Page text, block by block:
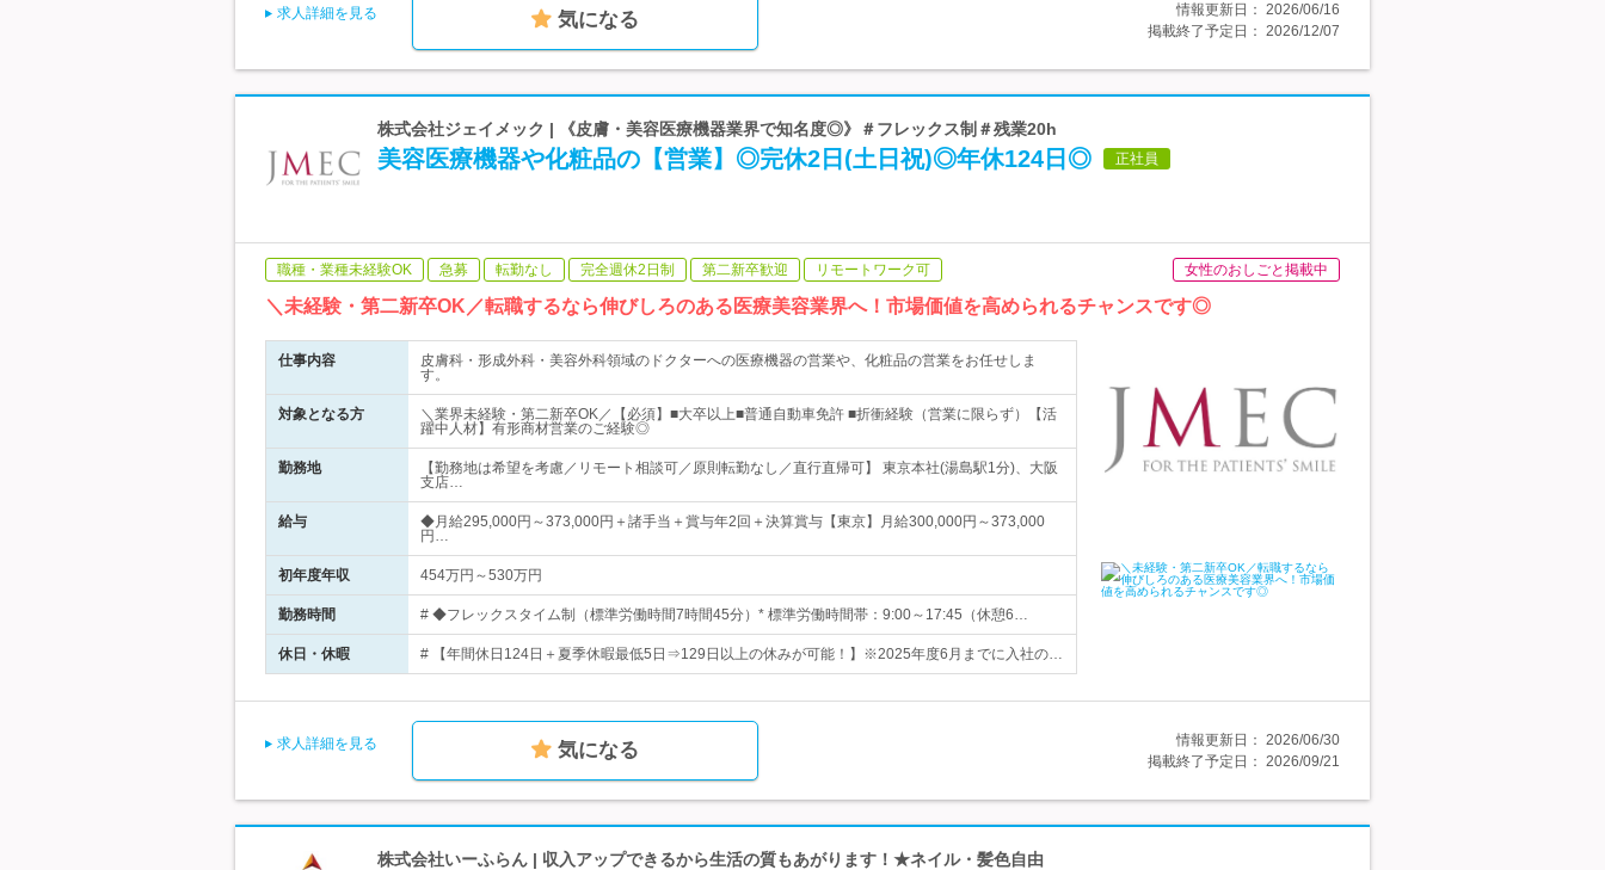
求人詳細を見る 気になる 情報更新日： 2026/06/16
掲載終了予定日： 2026/12/07
株式会社ジェイメック | 《皮膚・美容医療機器業界で知名度◎》＃フレックス制＃残業20h
美容医療機器や化粧品の【営業】◎完休2日(土日祝)◎年休124日◎ 正社員
職種・業種未経験OK 急募 転勤なし 完全週休2日制 第二新卒歓迎 リモートワーク可 女性のおしごと掲載中
＼未経験・第二新卒OK／転職するなら伸びしろのある医療美容業界へ！市場価値を高められるチャンスです◎
仕事内容
皮膚科・形成外科・美容外科領域のドクターへの医療機器の営業や、化粧品の営業をお任せしま
す。
対象となる方
＼業界未経験・第二新卒OK／【必須】■大卒以上■普通自動車免許 ■折衝経験（営業に限らず）【活
躍中人材】有形商材営業のご経験◎
勤務地
【勤務地は希望を考慮／リモート相談可／原則転勤なし／直行直帰可】 東京本社(湯島駅1分)、大阪
支店…
給与
◆月給295,000円～373,000円＋諸手当＋賞与年2回＋決算賞与【東京】月給300,000円～373,000
円…
初年度年収 454万円～530万円
勤務時間 # ◆フレックスタイム制（標準労働時間7時間45分）* 標準労働時間帯：9:00～17:45（休憩6…
休日・休暇 # 【年間休日124日＋夏季休暇最低5日⇒129日以上の休みが可能！】※2025年度6月までに入社の…
求人詳細を見る 気になる 情報更新日： 2026/06/30
掲載終了予定日： 2026/09/21
株式会社いーふらん | 収入アップできるから生活の質もあがります！★ネイル・髪色自由